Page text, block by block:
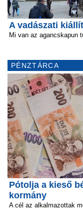
A vadászati
Mi van az agancskapun
PÉNZTÁRCA
Pótolja a kieső
kormány
A cél az alkalmazottak